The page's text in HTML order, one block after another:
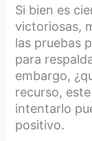
Si bien es
victoriosas,
las pruebas
para
embargo,
recurso,
intentarlo
positivo.